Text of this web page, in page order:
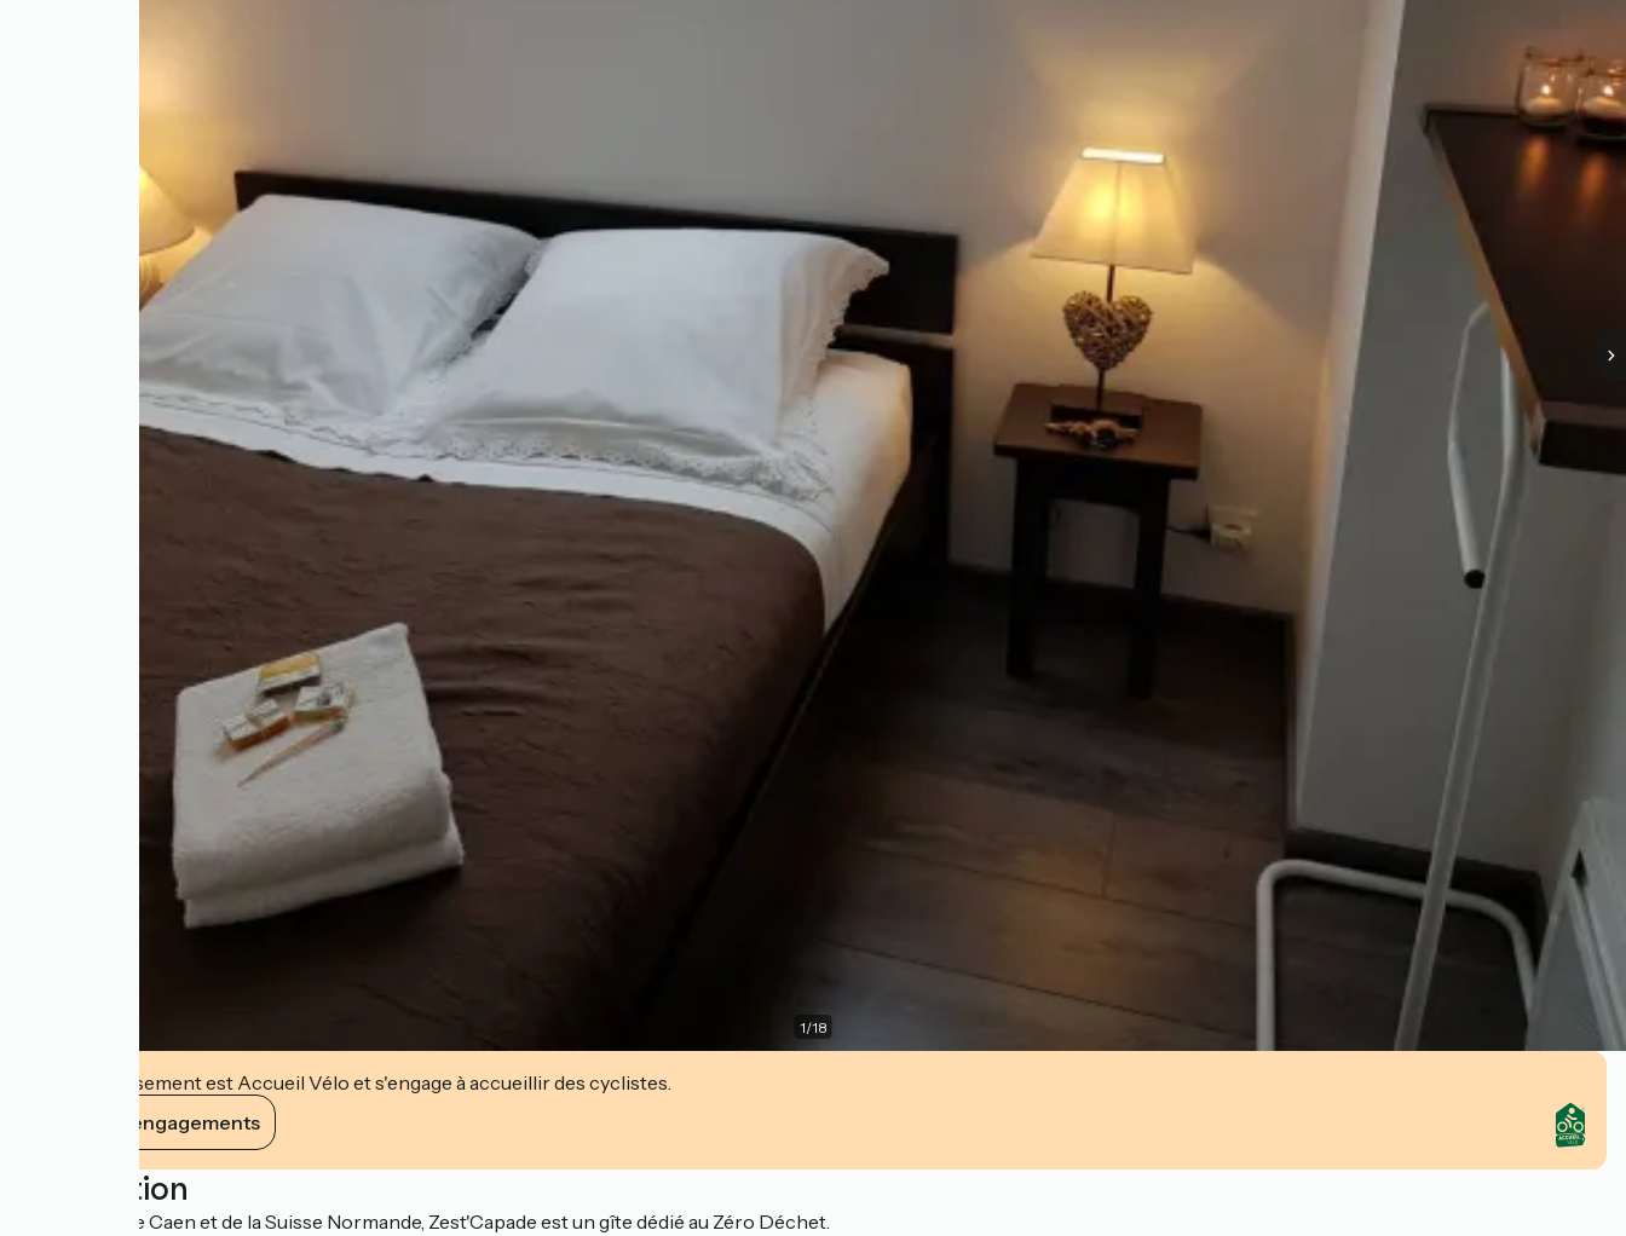
1/18
Cet établissement est Accueil Vélo et s'engage à accueillir des cyclistes.
Voir ses engagements
Description
Aux portes de Caen et de la Suisse Normande, Zest'Capade est un gîte dédié au Zéro Déchet.